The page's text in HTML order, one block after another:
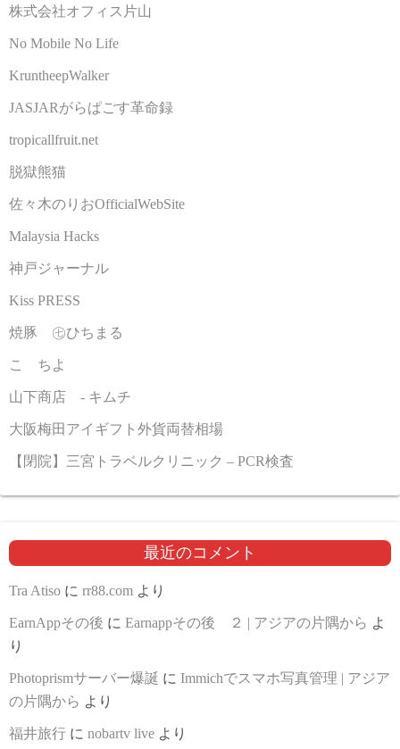
株式会社オフィス片山
No Mobile No Life
KruntheepWalker
JASJARがらぱごす革命録
tropicallfruit.net
脱獄熊猫
佐々木のりおOfficialWebSite
Malaysia Hacks
神戸ジャーナル
Kiss PRESS
焼豚 ㊆ひちまる
こゝちよ
山下商店 - キムチ
大阪梅田アイギフト外貨両替相場
【閉院】三宮トラベルクリニック – PCR検査
最近のコメント
Tra Atiso に rr88.com より
EarnAppその後 に Earnappその後 ２ | アジアの片隅から よ
り
Photoprismサーバー爆誕 に Immichでスマホ写真管理 | アジア
の片隅から より
福井旅行 に nobartv live より